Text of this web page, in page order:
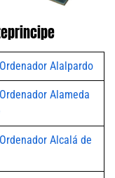
Alalpardo
Alameda
Alcalá de